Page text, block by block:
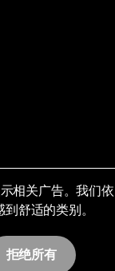
相关广告。我们依
舒适的类别。
拒绝所有